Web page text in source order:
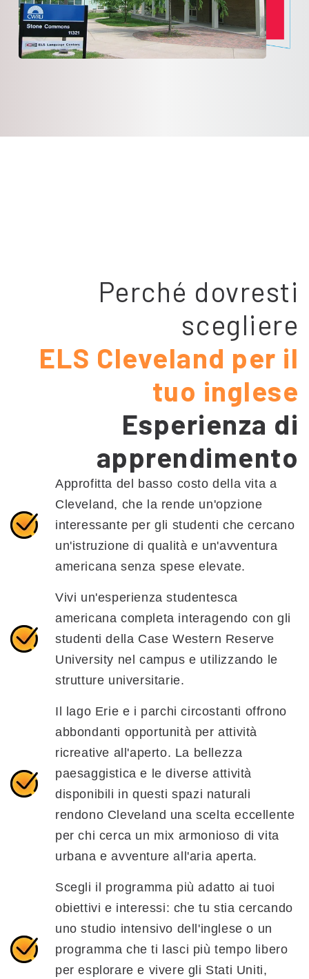
Perché dovresti
scegliere
ELS Cleveland per il
tuo inglese
Esperienza di
apprendimento
Approfitta del basso costo della vita a
Cleveland, che la rende un'opzione
interessante per gli studenti che cercano
un'istruzione di qualità e un'avventura
americana senza spese elevate.
Vivi un'esperienza studentesca
americana completa interagendo con gli
studenti della Case Western Reserve
University nel campus e utilizzando le
strutture universitarie.
Il lago Erie e i parchi circostanti offrono
abbondanti opportunità per attività
ricreative all'aperto. La bellezza
paesaggistica e le diverse attività
disponibili in questi spazi naturali
rendono Cleveland una scelta eccellente
per chi cerca un mix armonioso di vita
urbana e avventure all'aria aperta.
Scegli il programma più adatto ai tuoi
obiettivi e interessi: che tu stia cercando
uno studio intensivo dell'inglese o un
programma che ti lasci più tempo libero
per esplorare e vivere gli Stati Uniti,